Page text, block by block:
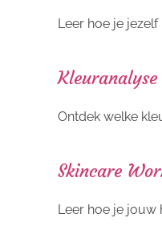
Leer hoe je
Ontdek welke
Skincare
Leer hoe je jouw